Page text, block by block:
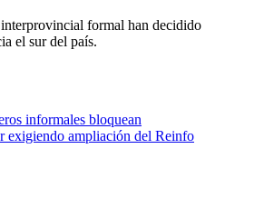
interprovincial formal han decidido
el sur del país.